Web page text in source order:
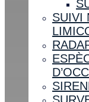
SUIVI